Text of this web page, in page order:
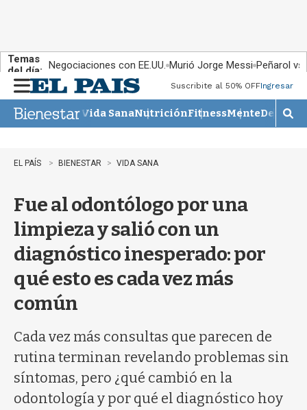
Temas
del día: Negociaciones con EE.UU. Murió Jorge Messi Peñarol
n
u
Suscribite al 50% OFFIngresar
Vida SanaNutriciónFitnessMente
M
o
EL PAÍS BIENESTAR VIDA SANA
Fue al odontólogo por una
limpieza y salió con un
diagnóstico inesperado: por
qué esto es cada vez más
común
Cada vez más consultas que parecen de
rutina terminan revelando problemas sin
síntomas, pero ¿qué cambió en la
odontología y por qué el diagnóstico hoy